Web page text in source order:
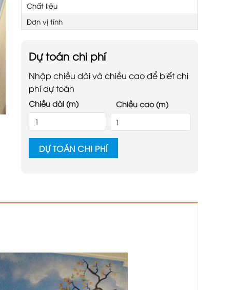
Chất liệu
Đơn vị tính
Dự toán chi phí
Nhập chiều dài và chiều cao để biết chi
phí dự toán
Chiều dài (m) Chiều cao (m)
DỰ TOÁN CHI PHÍ